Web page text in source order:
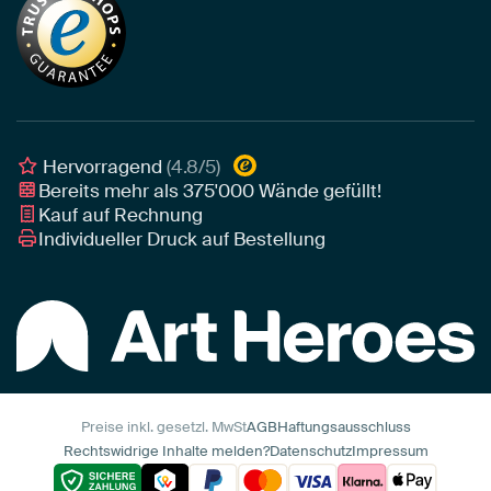
Tapete
Leinwand
Leinwand für draußen
Akustik-Tipps
Tipps von unseren Botschaftern
Individuelle Einrichtungsberatung
Unser Team
Botschafter
Awards und Preise
Art Heroes App
Hervorragend(4.8/5)
Bereits mehr als375'000Wände gefüllt!
Kauf auf Rechnung
Individueller Druck auf Bestellung
Preise inkl. gesetzl. MwStAGBHaftungsausschluss
Rechtswidrige Inhalte melden?DatenschutzImpressum